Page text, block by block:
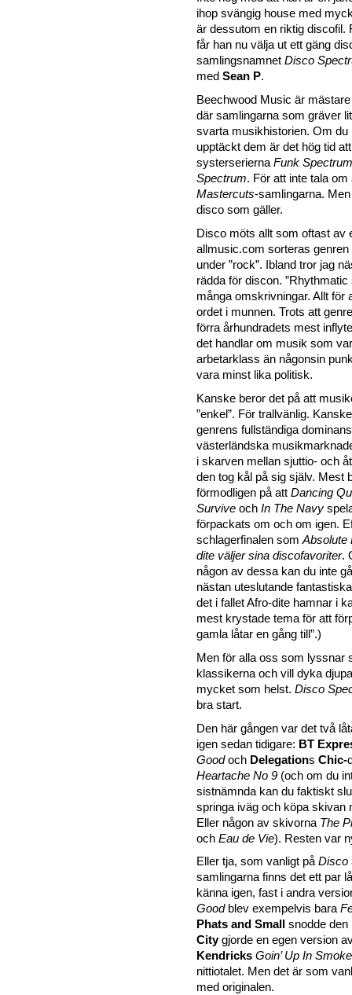
ihop svängig house med
är dessutom en riktig discofil.
får han nu välja ut ett gäng
samlingsnamnet Disco
med Sean P.
Beechwood Music är
där samlingarna som gräver
svarta musikhistorien. Om du
upptäckt dem är det hög tid
systerserierna Funk Spectrum
Spectrum. För att inte tala
Mastercuts-samlingarna.
disco som gäller.
Disco möts allt som oftast av
allmusic.com sorteras genren
under ”rock”. Ibland tror jag
rädda för discon. ”Rhythmatic
många omskrivningar. Allt för
ordet i munnen. Trots att
förra århundradets mest
det handlar om musik som
arbetarklass än någonsin
vara minst lika politisk.
Kanske beror det på att
”enkel”. För trallvänlig.
genrens fullständiga
västerländska
i skarven mellan sjuttio- och
den tog kål på sig själv. Mest
förmodligen på att Dancing
Survive och In The Navy
förpackats om och om igen.
schlagerfinalen som Absolute
dite väljer sina discofavoriter.
någon av dessa kan du inte
nästan uteslutande
det i fallet Afro-dite hamnar i
mest krystade tema för att
gamla låtar en gång till”.)
Men för alla oss som lyssnar
klassikerna och vill dyka
mycket som helst. Disco
bra start.
Den här gången var det två
igen sedan tidigare: BT
Goodoch Delegations Chic-
Heartache No 9 (och om du
sistnämnda kan du faktiskt
springa iväg och köpa skivan
Eller någon av skivorna The
och Eau de Vie). Resten var
Eller tja, som vanligt påDisco
samlingarna finns det ett par
känna igen, fast i andra
Goodblev exempelvis bara
Phats and Small
snodde
Citygjorde en egen version
Kendricks Goin’ Up In Smoke
nittiotalet. Men det är som
med originalen.